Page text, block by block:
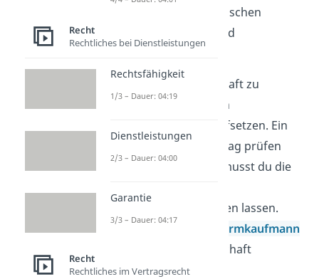
weiterer Unterschied zwischen
Personengesellschaft und
Kapitalgesellschaft.
Um eine Kapitalgesellschaft zu
gründen, musst du einen
aufsetzen. Ein
muss diesen Vertrag prüfen
und absegnen. Danach musst du die
eintragen lassen.
Dadurch wird sie zum
Formkaufmann
. Erst jetzt ist die Gesellschaft
gegründet.
Recht
Rechtliches bei Dienstleistungen
Rechtsfähigkeit
1/3 – Dauer: 04:19
Dienstleistungen
2/3 – Dauer: 04:00
Garantie
3/3 – Dauer: 04:17
Recht
Rechtliches im Vertragsrecht